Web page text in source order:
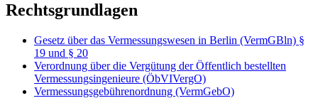
Rechtsgrundlagen
Gesetz über das Vermessungswesen in Berlin (VermGBln) §
19 und § 20
Verordnung über die Vergütung der Öffentlich bestellten
Vermessungsingenieure (ÖbVIVergO)
Vermessungsgebührenordnung (VermGebO)